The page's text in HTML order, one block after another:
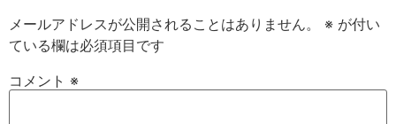
メールアドレスが公開されることはありません。 ※ が付い
ている欄は必須項目です
コメント ※